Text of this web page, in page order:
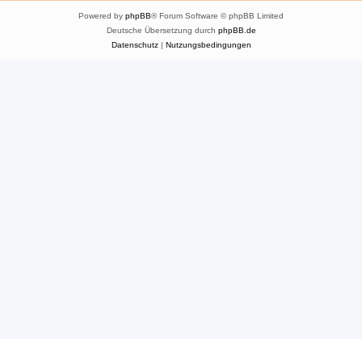
Powered by phpBB® Forum Software © phpBB Limited
Deutsche Übersetzung durch phpBB.de
Datenschutz| Nutzungsbedingungen